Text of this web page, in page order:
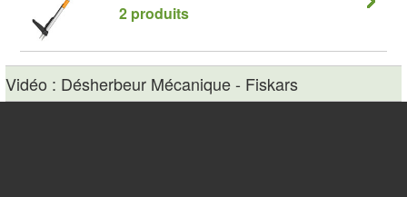
2 produits
Vidéo : Désherbeur Mécanique - Fiskars